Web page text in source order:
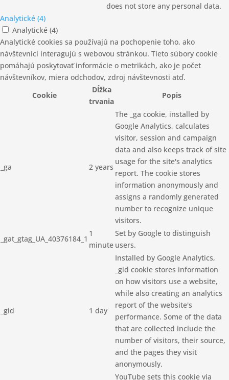
does not store any personal data.
Analytické (4)
Analytické (4)
Analytické cookies sa používajú na pochopenie toho, ako
návštevníci interagujú s webovou stránkou. Tieto súbory cookie
pomáhajú poskytovať informácie o metrikách, ako je počet
návštevníkov, miera odchodov, zdroj návštevnosti atď.
Cookie
Dĺžka
trvania
Popis
_ga 2 years
The _ga cookie, installed by
Google Analytics, calculates
visitor, session and campaign
data and also keeps track of site
usage for the site's analytics
report. The cookie stores
information anonymously and
assigns a randomly generated
number to recognize unique
visitors.
_gat_gtag_UA_40376184_1
1
minute
Set by Google to distinguish
users.
_gid 1 day
Installed by Google Analytics,
_gid cookie stores information
on how visitors use a website,
while also creating an analytics
report of the website's
performance. Some of the data
that are collected include the
number of visitors, their source,
and the pages they visit
anonymously.
YouTube sets this cookie via